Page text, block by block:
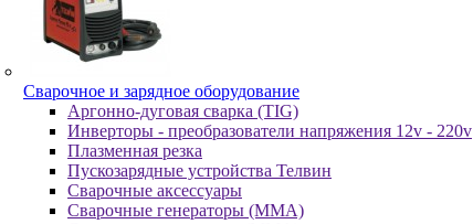
Cвapoчнoe и зарядное оборудование
Аргонно-дуговая сварка (TIG)
Инверторы - преобразователи напряжения 12v - 220v
Плазменная резка
Пускозарядные устройства Телвин
Сварочные аксессуары
Сварочные генераторы (MMA)